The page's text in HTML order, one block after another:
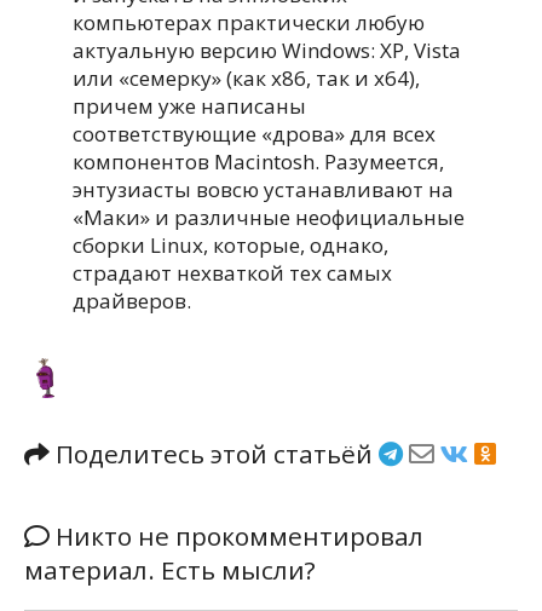
компьютерах практически любую
актуальную версию Windows: XP, Vista
или «семерку» (как х86, так и х64),
причем уже написаны
соответствующие «дрова» для всех
компонентов Macintosh. Разумеется,
энтузиасты вовсю устанавливают на
«Маки» и различные неофициальные
сборки Linux, которые, однако,
страдают нехваткой тех самых
драйверов.
Поделитесь этой статьёй
Никто не прокомментировал
материал. Есть мысли?